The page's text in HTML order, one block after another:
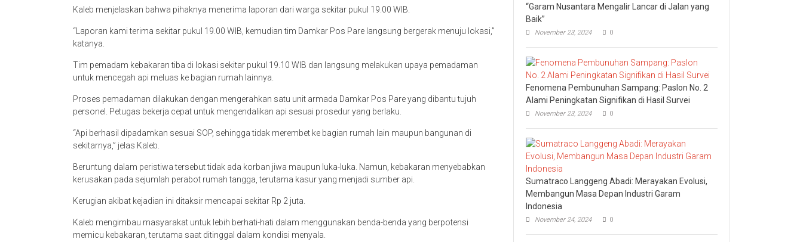
Kaleb menjelaskan bahwa pihaknya menerima laporan dari warga sekitar pukul 19.00 WIB.
“Laporan kami terima sekitar pukul 19.00 WIB, kemudian tim Damkar Pos Pare langsung bergerak menuju lokasi,”
katanya.
Tim pemadam kebakaran tiba di lokasi sekitar pukul 19.10 WIB dan langsung melakukan upaya pemadaman
untuk mencegah api meluas ke bagian rumah lainnya.
Proses pemadaman dilakukan dengan mengerahkan satu unit armada Damkar Pos Pare yang dibantu tujuh
personel. Petugas bekerja cepat untuk mengendalikan api sesuai prosedur yang berlaku.
“Api berhasil dipadamkan sesuai SOP, sehingga tidak merembet ke bagian rumah lain maupun bangunan di
sekitarnya,” jelas Kaleb.
Beruntung dalam peristiwa tersebut tidak ada korban jiwa maupun luka-luka. Namun, kebakaran menyebabkan
kerusakan pada sejumlah perabot rumah tangga, terutama kasur yang menjadi sumber api.
Kerugian akibat kejadian ini ditaksir mencapai sekitar Rp 2 juta.
Kaleb mengimbau masyarakat untuk lebih berhati-hati dalam menggunakan benda-benda yang berpotensi
memicu kebakaran, terutama saat ditinggal dalam kondisi menyala.
“Garam Nusantara Mengalir Lancar di Jalan yang
Baik”
November 23, 2024 0
Fenomena Pembunuhan Sampang: Paslon No. 2
Alami Peningkatan Signifikan di Hasil Survei
November 23, 2024 0
Sumatraco Langgeng Abadi: Merayakan Evolusi,
Membangun Masa Depan Industri Garam
Indonesia
November 24, 2024 0